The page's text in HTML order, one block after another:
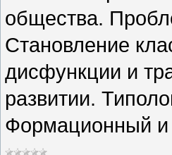
общества.
Становление
дисфункции и
развитии.
Формационный и